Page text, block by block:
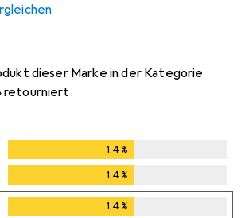
dieser Marke in der Kategorie
retourniert.
1,4%
1,4%
1,4%